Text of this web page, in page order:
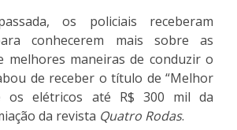
os policiais receberam
conhecerem mais sobre as
melhores maneiras de conduzir o
de receber o título de “Melhor
os elétricos até R$ 300 mil da
da revista Quatro Rodas.